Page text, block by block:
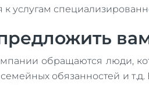
к услугам
обращаются люди,
семейных обязанностей и